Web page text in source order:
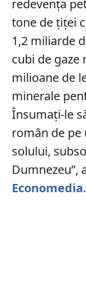
redevenţa
tone de ţiţei
1,2 miliarde
cubi de gaze
milioane de
minerale
Însumaţi-le
român de
solului,
Economedia.